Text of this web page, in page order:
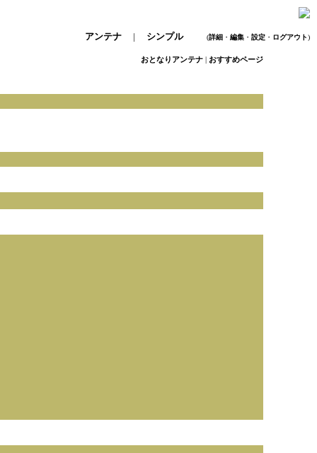
アンテナ | シンプル (詳細 ・ 編集 ・ 設定 ・ ログアウト)
おとなりアンテナ| おすすめページ